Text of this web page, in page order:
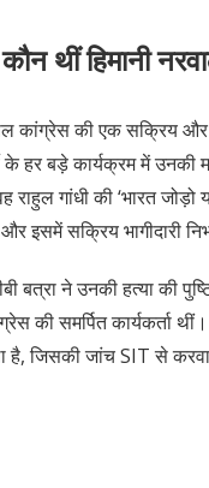
कौन थीं हिमानी
कांग्रेस की एक सक्रिय और
के हर बड़े कार्यक्रम में उनकी
राहुल गांधी की ‘भारत जोड़ो
इसमें सक्रिय भागीदारी
बत्रा ने उनकी हत्या की
की समर्पित कार्यकर्ता
है, जिसकी जांच SIT से